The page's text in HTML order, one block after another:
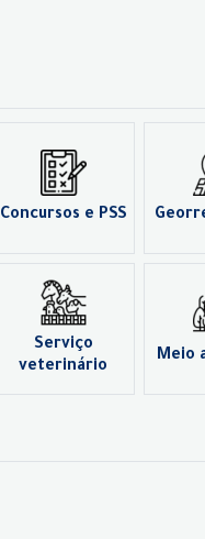
Concursos e PSS
Serviço
veterinário
Meio